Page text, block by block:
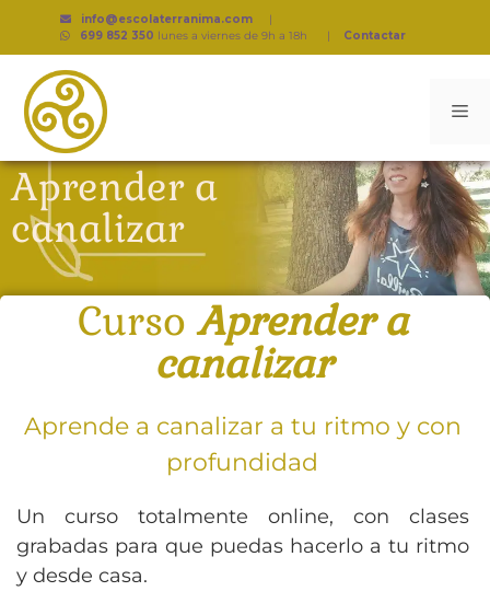
info@escolaterranima.com |
699 852 350 lunes a viernes de 9h a 18h | Contactar
Aprender a
canalizar
CursoAprender a
canalizar
Aprende a canalizar a tu ritmo y con
profundidad
Un curso totalmente online, con clases
grabadas para que puedas hacerlo a tu ritmo
y desde casa.